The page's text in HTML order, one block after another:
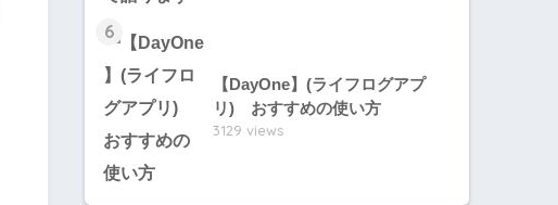
6
【DayOne】(ライフログアプ
リ) おすすめの使い方
3129 views